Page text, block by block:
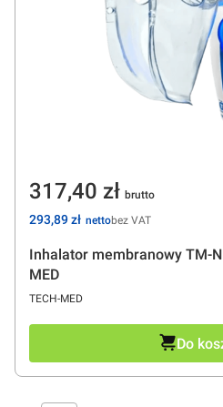
Inhalator membranowy TM-
MED
PRODUCENT
TECH-MED
Cena
317,40 zł
Cena
293,89 zł bez VAT
Do